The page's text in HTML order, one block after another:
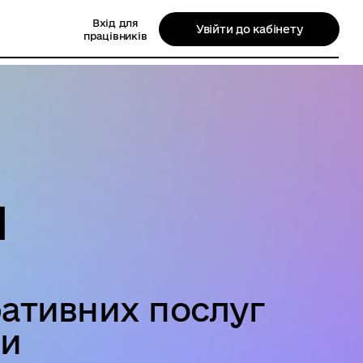
Вхід для
працівників
Увійти до кабінету
послуг